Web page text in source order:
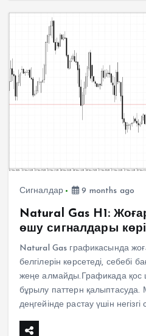
Сигналдар 9 months ago
Natural Gas H1:
өшу сигналдары
Natural Gas графикасында
белгілерін көрсетеді, себебі
жеңе алмайды.Графикада қос
бұрылу паттерн
деңгейінде растау үшін негізгі